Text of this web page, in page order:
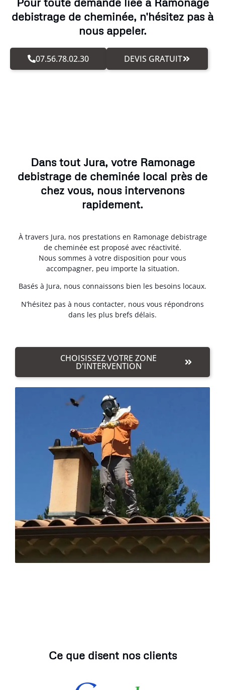
debistrage de cheminée, n'hésitez pas à
nous appeler.
07.56.78.02.30 DEVIS GRATUIT
Dans tout Jura, votre Ramonage
debistrage de cheminée local près de
chez vous, nous intervenons
rapidement.
À travers Jura, nos prestations en Ramonage debistrage
de cheminée est proposé avec réactivité.
Nous sommes à votre disposition pour vous
accompagner, peu importe la situation.
Basés à Jura, nous connaissons bien les besoins locaux.
N’hésitez pas à nous contacter, nous vous répondrons
dans les plus brefs délais.
CHOISISSEZ VOTRE ZONE
D'INTERVENTION
Ce que disent nos clients